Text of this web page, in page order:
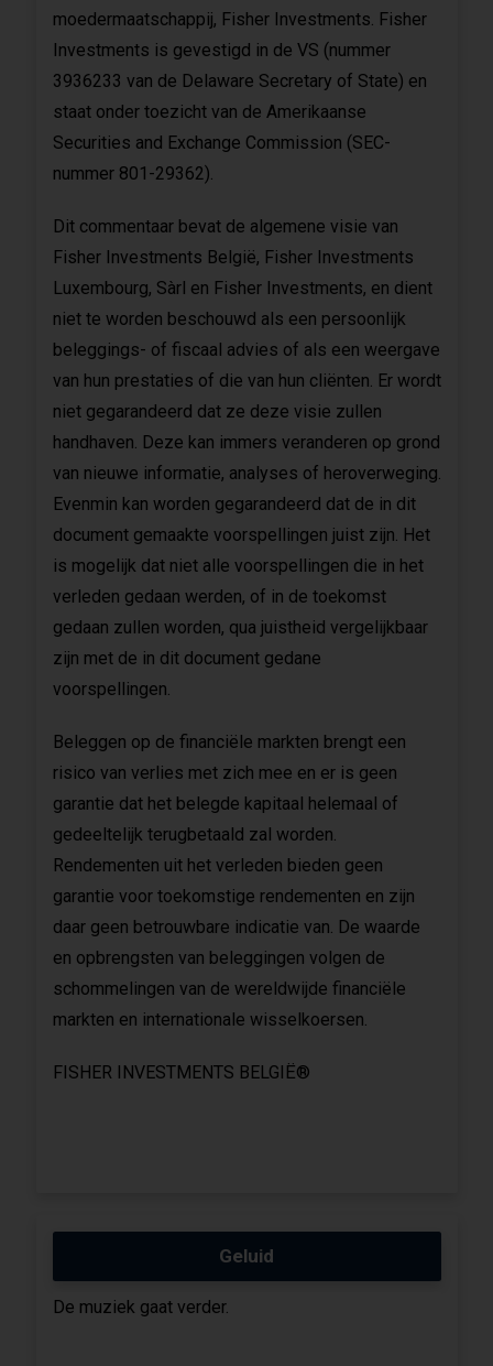
moedermaatschappij, Fisher Investments. Fisher
Investments is gevestigd in de VS (nummer
3936233 van de Delaware Secretary of State) en
staat onder toezicht van de Amerikaanse
Securities and Exchange Commission (SEC-
nummer 801-29362).
Dit commentaar bevat de algemene visie van
Fisher Investments België, Fisher Investments
Luxembourg, Sàrl en Fisher Investments, en dient
niet te worden beschouwd als een persoonlijk
beleggings- of fiscaal advies of als een weergave
van hun prestaties of die van hun cliënten. Er wordt
niet gegarandeerd dat ze deze visie zullen
handhaven. Deze kan immers veranderen op grond
van nieuwe informatie, analyses of heroverweging.
Evenmin kan worden gegarandeerd dat de in dit
document gemaakte voorspellingen juist zijn. Het
is mogelijk dat niet alle voorspellingen die in het
verleden gedaan werden, of in de toekomst
gedaan zullen worden, qua juistheid vergelijkbaar
zijn met de in dit document gedane
voorspellingen.
Beleggen op de financiële markten brengt een
risico van verlies met zich mee en er is geen
garantie dat het belegde kapitaal helemaal of
gedeeltelijk terugbetaald zal worden.
Rendementen uit het verleden bieden geen
garantie voor toekomstige rendementen en zijn
daar geen betrouwbare indicatie van. De waarde
en opbrengsten van beleggingen volgen de
schommelingen van de wereldwijde financiële
markten en internationale wisselkoersen.
FISHER INVESTMENTS BELGIË®
Geluid
De muziek gaat verder.